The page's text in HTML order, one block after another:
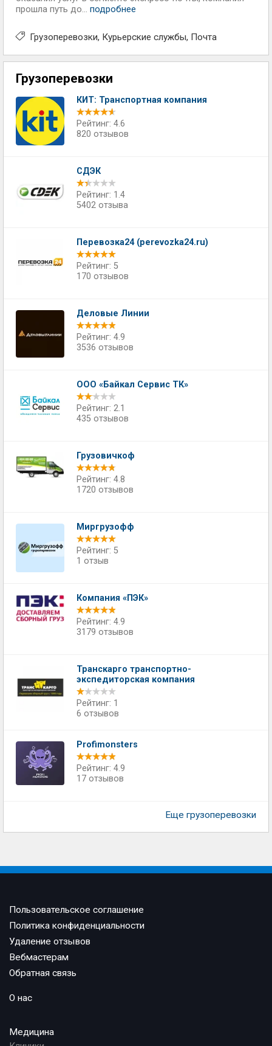
прошла путь до... подробнее
Грузоперевозки Курьерские службы Почта
Грузоперевозки
КИТ: Транспортная компания
Рейтинг: 4.6
820 отзывов
СДЭК
Рейтинг: 1.4
5402 отзыва
Перевозка24 (perevozka24.ru)
Рейтинг: 5
170 отзывов
Деловые Линии
Рейтинг: 4.9
3536 отзывов
ООО «Байкал Сервис ТК»
Рейтинг: 2.1
435 отзывов
Грузовичкоф
Рейтинг: 4.8
1720 отзывов
Миргрузофф
Рейтинг: 5
1 отзыв
Компания «ПЭК»
Рейтинг: 4.9
3179 отзывов
Транскарго транспортно-
экспедиторская компания
Рейтинг: 1
6 отзывов
Profimonsters
Рейтинг: 4.9
17 отзывов
Еще грузоперевозки
Пользовательское соглашение
Политика конфиденциальности
Удаление отзывов
Вебмастерам
Обратная связь
О нас
Медицина